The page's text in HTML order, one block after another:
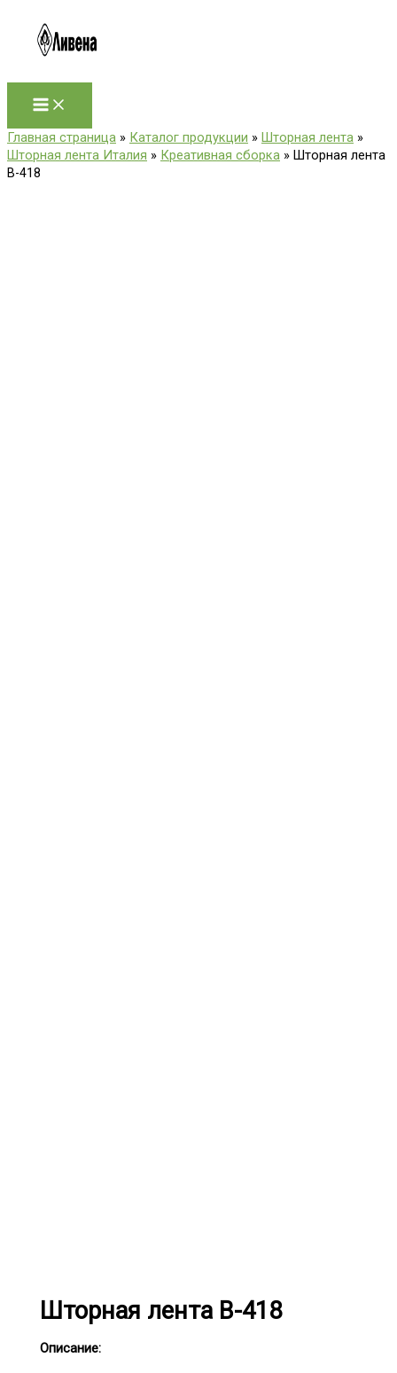
содержимому
Главная страница » Каталог продукции » Шторная лента »
Шторная лента Италия » Креативная сборка » Шторная лента
B-418
Шторная лента B-418
Описание: